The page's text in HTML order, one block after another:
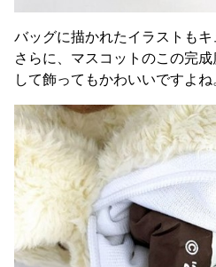
バッグに描かれたイラストも
さらに、マスコットのこの完
して飾ってもかわいいですよね